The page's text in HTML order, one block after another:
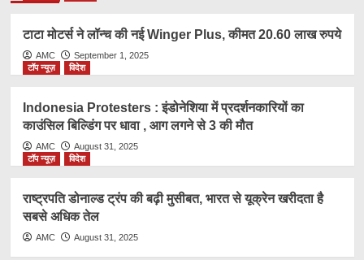
टाटा मोटर्स ने लॉन्च की नई Winger Plus, कीमत 20.60 लाख रुपये
AMC
September 1, 2025
टॉप न्यूज़
विदेश
Indonesia Protesters : इंडोनेशिया में प्रदर्शनकारियों का
काउंसिल बिल्डिंग पर धावा , आग लगने से 3 की मौत
AMC
August 31, 2025
टॉप न्यूज़
विदेश
राष्ट्रप​ति डोनाल्ड ट्रंप की बढ़ी मुसीबत, भारत से यूक्रेन खरीदता है
सबसे अधिक तेल
AMC August 31, 2025